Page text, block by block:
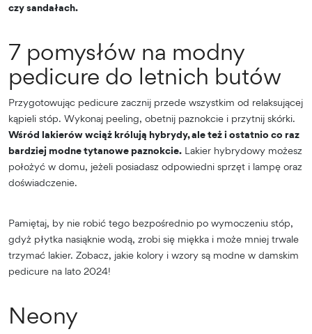
czy sandałach.
7 pomysłów na modny
pedicure do letnich butów
Przygotowując pedicure zacznij przede wszystkim od relaksującej
kąpieli stóp. Wykonaj peeling, obetnij paznokcie i przytnij skórki.
Wśród lakierów wciąż królują hybrydy, ale też i ostatnio co raz
bardziej modne tytanowe paznokcie. Lakier hybrydowy możesz
położyć w domu, jeżeli posiadasz odpowiedni sprzęt i lampę oraz
doświadczenie.
Pamiętaj, by nie robić tego bezpośrednio po wymoczeniu stóp,
gdyż płytka nasiąknie wodą, zrobi się miękka i może mniej trwale
trzymać lakier. Zobacz, jakie kolory i wzory są modne w damskim
pedicure na lato 2024!
Neony